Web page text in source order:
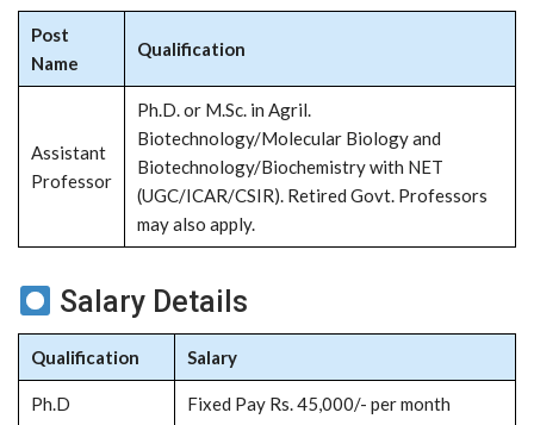
Post
Name
Qualification
Assistant
Professor
Ph.D. or M.Sc. in Agril.
Biotechnology/Molecular Biology and
Biotechnology/Biochemistry with NET
(UGC/ICAR/CSIR). Retired Govt. Professors
may also apply.
Salary Details
Qualification Salary
Ph.D Fixed Pay Rs. 45,000/- per month